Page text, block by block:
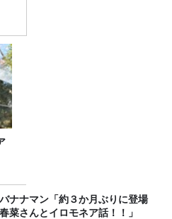
菜さんとイロモネア話！！」